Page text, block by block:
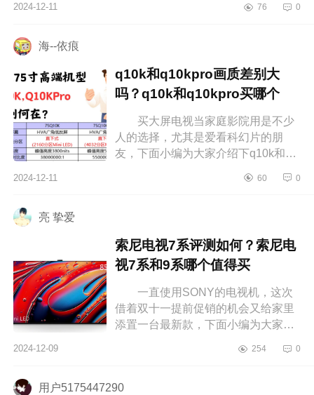
是三星好 东芝和三星艺术电视
2024-12-11 76 0
海--依痕
q10k和q10kpro画质差别大
吗？q10k和q10kpro买哪个
买大屏电视当家庭影院用是不少
人的选择，尤其是爱看科幻片的朋
友，下面小编为大家介绍下q10k和
q10kpro买哪个 q10k和q10kpro画
2024-12-11 60 0
亮 挚爱
索尼电视7系评测如何？索尼电
视7系和9系哪个值得买
一直使用SONY的电视机，这次
借着双十一提前促销的机会又给家里
添置一台最新款，下面小编为大家介
7系和9系哪个值得买 索尼电视7
2024-12-09 254 0
用户5175447290